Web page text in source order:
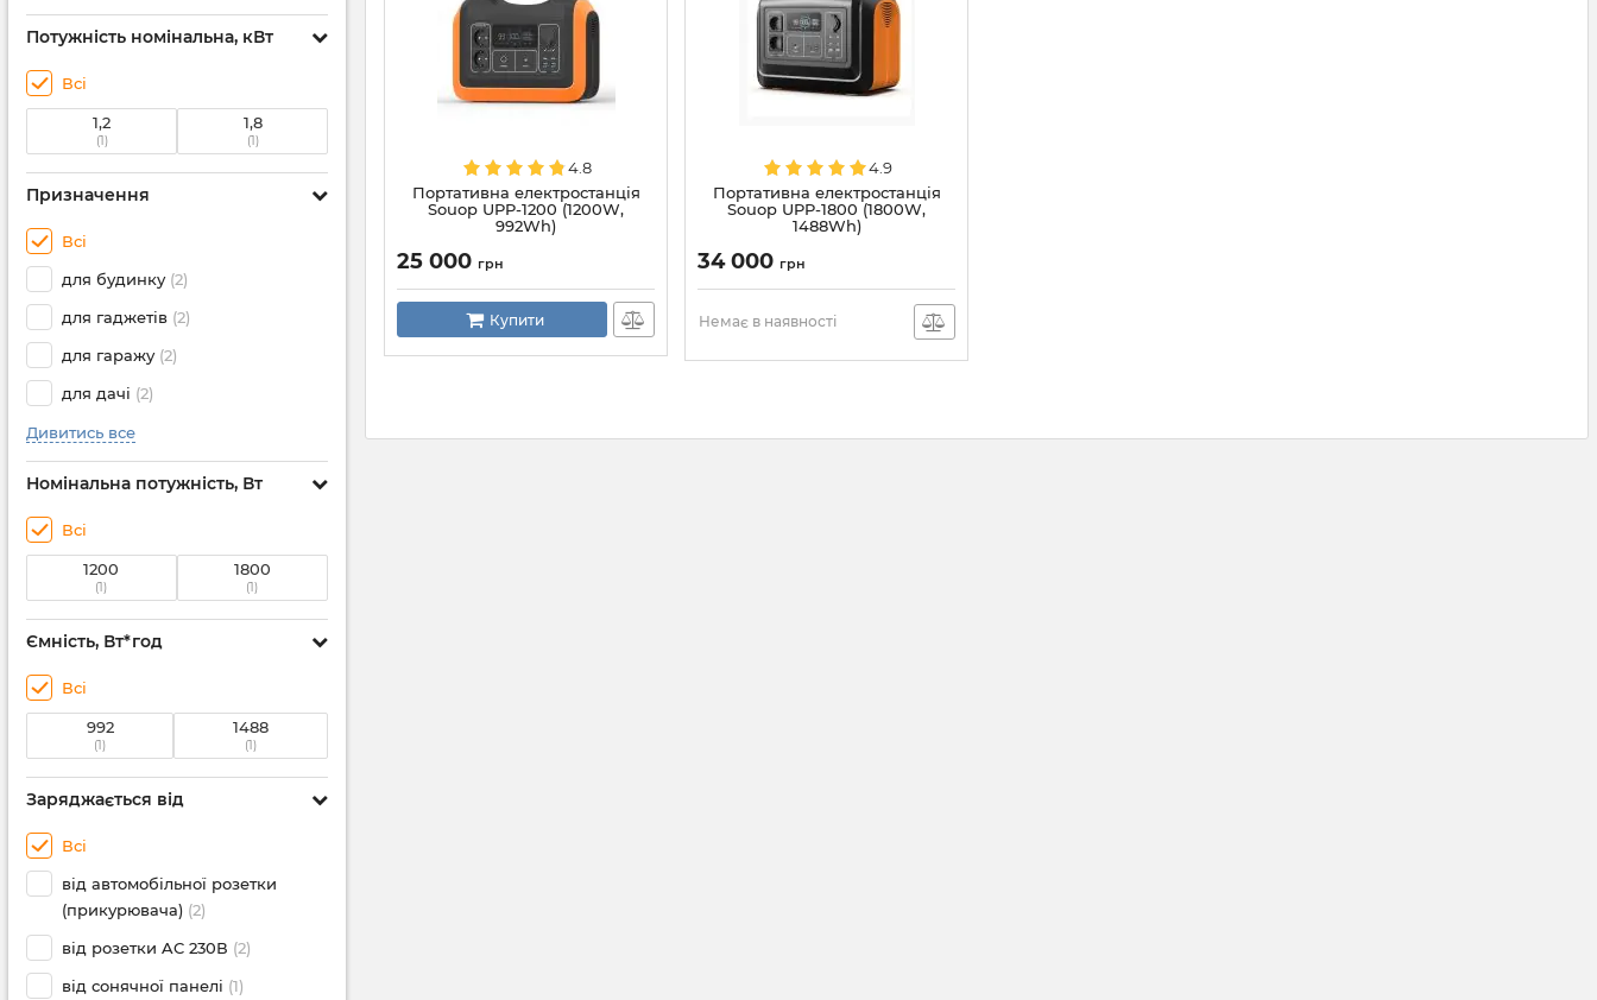
Потужність номінальна, кВт
Всі
1,2
(1)
1,8
(1)
Призначення
Всі
для будинку (2)
для гаджетів (2)
для гаражу (2)
для дачі (2)
Дивитись все
Номінальна потужність, Вт
Всі
1200
(1)
1800
(1)
Ємність, Вт*год
Всі
992
(1)
1488
(1)
Заряджається від
Всі
від автомобільної розетки
(прикурювача) (2)
від розетки AC 230В (2)
від сонячної панелі (1)
4.8
Портативна електростанція
Souop UPP-1200 (1200W,
992Wh)
25 000 грн
Купити
4.9
Портативна електростанція
Souop UPP-1800 (1800W,
1488Wh)
34 000 грн
Немає в наявності